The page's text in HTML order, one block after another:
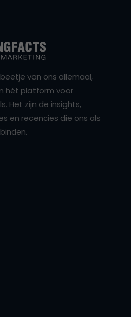
van ons allemaal,
hét platform voor
Het zijn de insights,
en recencies die ons als